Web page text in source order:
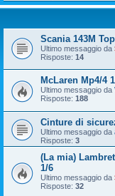
Scania 143M
Ultimo messaggio da
Risposte: 14
McLaren Mp4/4
Ultimo messaggio da
Risposte: 188
Cinture di
Ultimo messaggio da
Risposte: 3
(La mia)
1/6
Ultimo messaggio da
Risposte: 32